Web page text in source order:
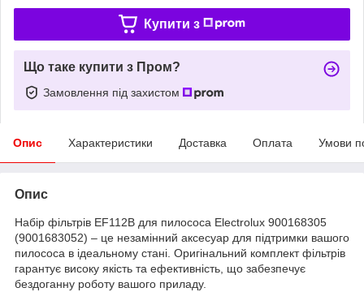
Купити з
Що таке купити з Пром?
Замовлення під захистом
Опис Характеристики Доставка Оплата Умови
Опис
Набір фільтрів EF112B для пилососа Electrolux 900168305
(9001683052) – це незамінний аксесуар для підтримки вашого
пилососа в ідеальному стані. Оригінальний комплект фільтрів
гарантує високу якість та ефективність, що забезпечує
бездоганну роботу вашого приладу.